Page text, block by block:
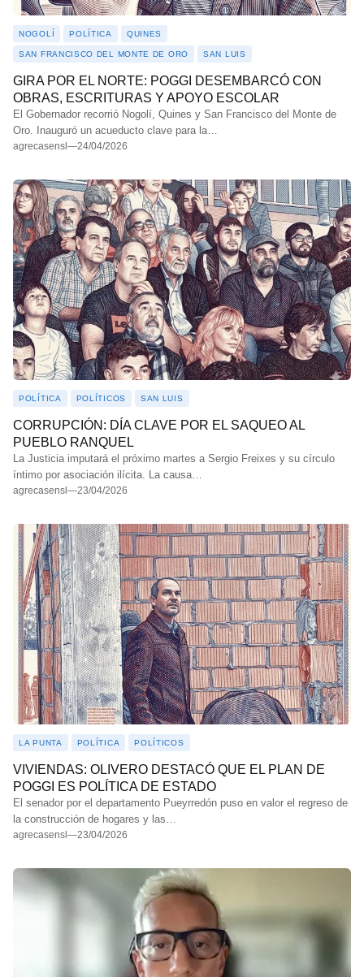
NOGOLÍ POLÍTICA QUINES
SAN FRANCISCO DEL MONTE DE ORO SAN LUIS
GIRA POR EL NORTE: POGGI DESEMBARCÓ CON
OBRAS, ESCRITURAS Y APOYO ESCOLAR
El Gobernador recorrió Nogolí, Quines y San Francisco del Monte de
Oro. Inauguró un acueducto clave para la…
agrecasensl —24/04/2026
POLÍTICA POLÍTICOS SAN LUIS
CORRUPCIÓN: DÍA CLAVE POR EL SAQUEO AL
PUEBLO RANQUEL
La Justicia imputará el próximo martes a Sergio Freixes y su círculo
íntimo por asociación ilícita. La causa…
agrecasensl —23/04/2026
LA PUNTA POLÍTICA POLÍTICOS
VIVIENDAS: OLIVERO DESTACÓ QUE EL PLAN DE
POGGI ES POLÍTICA DE ESTADO
El senador por el departamento Pueyrredón puso en valor el regreso de
la construcción de hogares y las…
agrecasensl —23/04/2026